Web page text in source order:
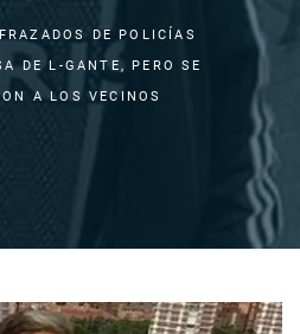
DE POLICÍAS
DE L-GANTE, PERO SE
A LOS VECINOS